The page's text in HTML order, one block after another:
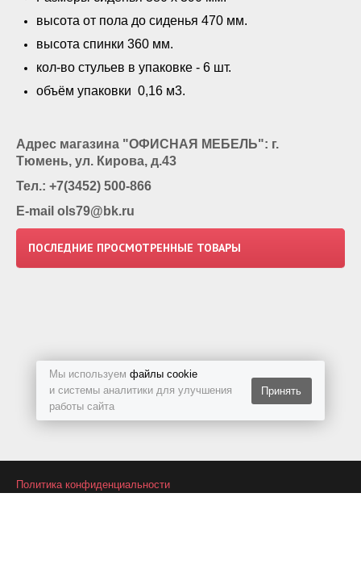
Мы используем файлы cookie
и системы аналитики для улучшения
работы сайта
Принять
высота от пола до сиденья 470 мм.
высота спинки 360 мм.
кол-во стульев в упаковке - 6 шт.
объём упаковки 0,16 м3.
Адрес магазина "ОФИСНАЯ МЕБЕЛЬ": г.
Тюмень, ул. Кирова, д.43
Тел.: +7(3452) 500-866
E-mail ols79@bk.ru
ПОСЛЕДНИЕ ПРОСМОТРЕННЫЕ ТОВАРЫ
Политика конфиденциальности